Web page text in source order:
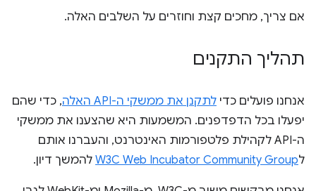
אם צריך, מחכים קצת וחוזרים על השלבים האלה.
תהליך התקנים
אנחנו פועלים כדי לתקנן את ממשקי ה-API האלה
, כדי שהם
יפעלו בכל הדפדפנים. המשמעות היא שהצענו את ממשקי
ה-API לקהילת פלטפורמות האינטרנט, והעברנו אותם
לW3C Web Incubator Community Group להמשך דיון.